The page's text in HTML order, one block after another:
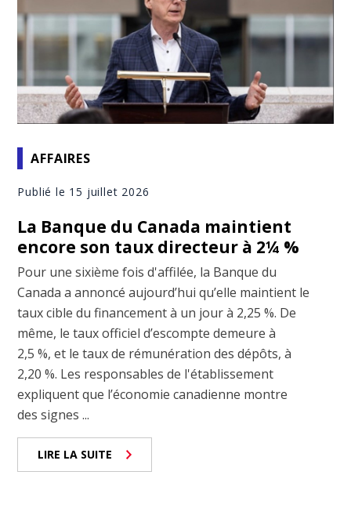
AFFAIRES
Publié le 15 juillet 2026
La Banque du Canada maintient
encore son taux directeur à 2¼ %
Pour une sixième fois d'affilée, la Banque du
Canada a annoncé aujourd’hui qu’elle maintient le
taux cible du financement à un jour à 2,25 %. De
même, le taux officiel d’escompte demeure à
2,5 %, et le taux de rémunération des dépôts, à
2,20 %. Les responsables de l'établissement
expliquent que l’économie canadienne montre
des signes ...
LIRE LA SUITE